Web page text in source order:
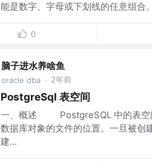
能是数字、字母或下划线的任意组合
0
脑子进水养啥鱼
oracle dba · 2年前
PostgreSql 表空间
一、概述 PostgreSQL 中的表空间
数据库对象的文件的位置。一旦被创
建...